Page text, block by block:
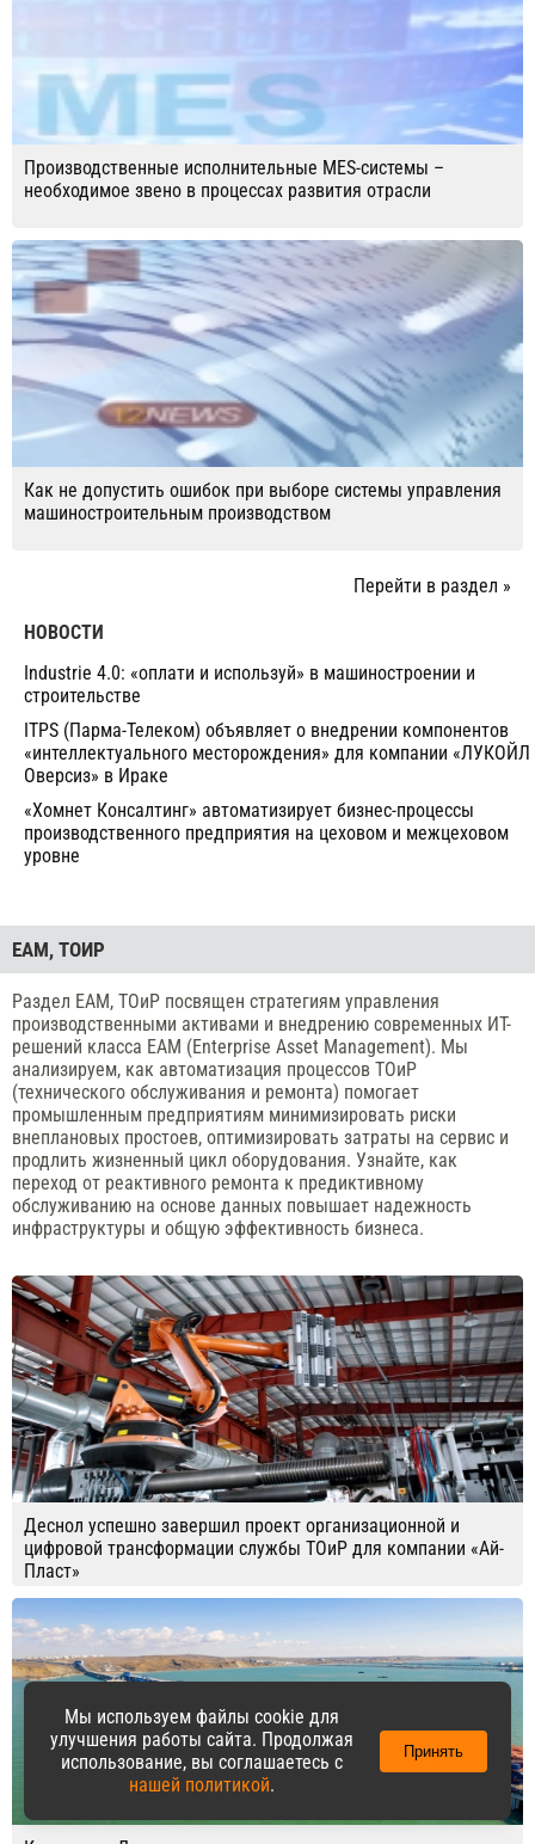
Производственные исполнительные MES-системы –
необходимое звено в процессах развития отрасли
Как не допустить ошибок при выборе системы управления
машиностроительным производством
Перейти в раздел »
НОВОСТИ
Industrie 4.0: «оплати и используй» в машиностроении и
строительстве
ITPS (Парма-Телеком) объявляет о внедрении компонентов
«интеллектуального месторождения» для компании «ЛУКОЙЛ
Оверсиз» в Ираке
«Хомнет Консалтинг» автоматизирует бизнес-процессы
производственного предприятия на цеховом и межцеховом
уровне
EAM, ТОИР
Раздел EAM, ТОиР посвящен стратегиям управления
производственными активами и внедрению современных ИТ-
решений класса EAM (Enterprise Asset Management). Мы
анализируем, как автоматизация процессов ТОиР
(технического обслуживания и ремонта) помогает
промышленным предприятиям минимизировать риски
внеплановых простоев, оптимизировать затраты на сервис и
продлить жизненный цикл оборудования. Узнайте, как
переход от реактивного ремонта к предиктивному
обслуживанию на основе данных повышает надежность
инфраструктуры и общую эффективность бизнеса.
Деснол успешно завершил проект организационной и
цифровой трансформации службы ТОиР для компании «Ай-
Пласт»
Мы используем файлы cookie для
улучшения работы сайта. Продолжая
использование, вы соглашаетесь с
нашей политикой.
Принять